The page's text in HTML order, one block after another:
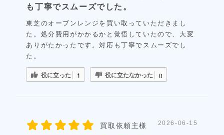
も丁寧でスムーズでした。
東芝のオーブンレンジを買い取っていただきまし
た。処分費用がかかるかと覚悟していたので、大変
ありがたかったです。対応も丁寧でスムーズでし
た。
役に立った 1 役に立たなかった 0
買取依頼主様 2026-06-15